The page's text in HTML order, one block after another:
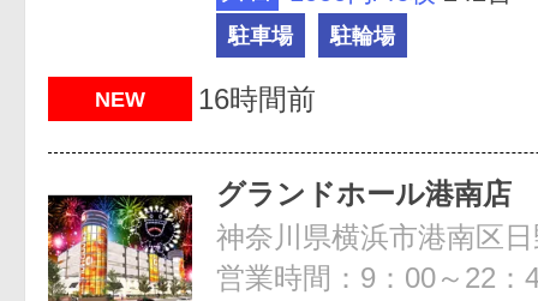
駐車場 駐輪場
NEW 16時間前
グランドホール港南店
神奈川県横浜市港南区
営業時間：9：00～22：